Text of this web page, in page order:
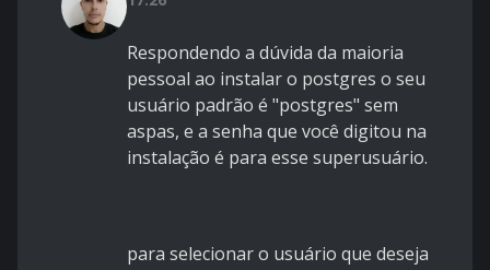
Respondendo a dúvida da maioria
pessoal ao instalar o postgres o seu
usuário padrão é "postgres" sem
aspas, e a senha que você digitou na
instalação é para esse superusuário.
para selecionar o usuário que deseja